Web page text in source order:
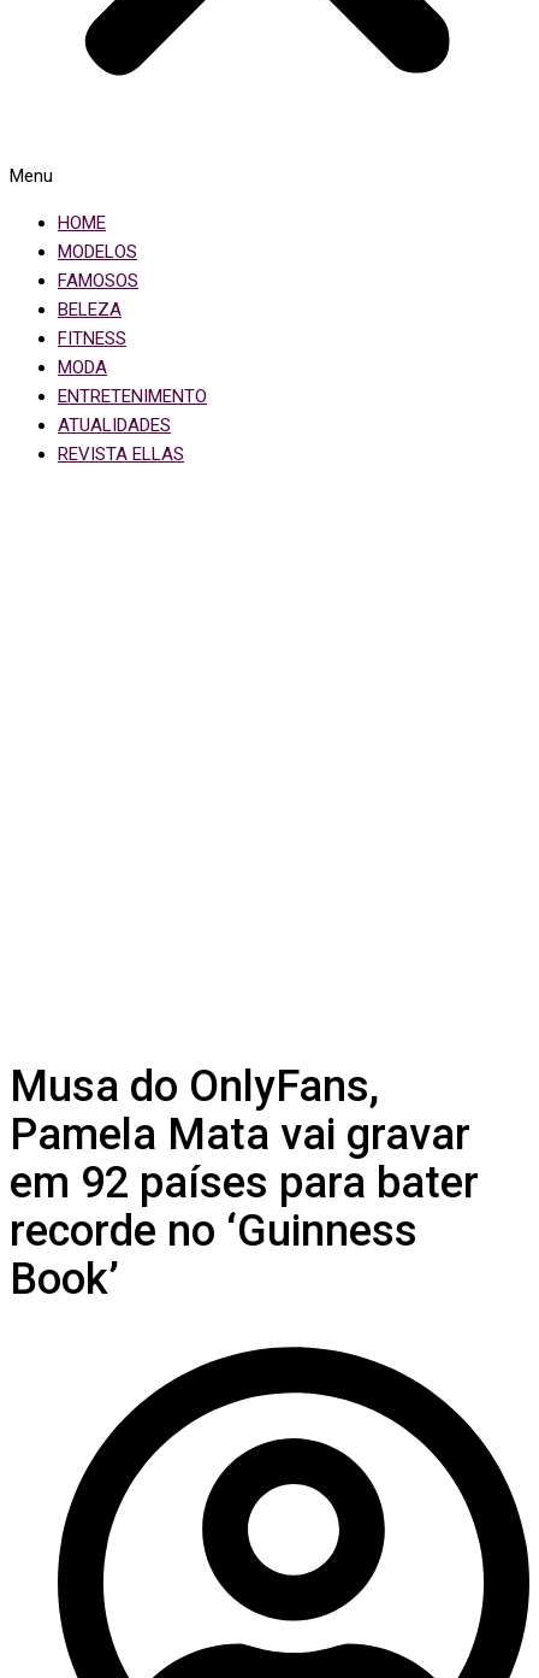
Menu
HOME
MODELOS
FAMOSOS
BELEZA
FITNESS
MODA
ENTRETENIMENTO
ATUALIDADES
REVISTA ELLAS
Musa do OnlyFans,
Pamela Mata vai gravar
em 92 países para bater
recorde no ‘Guinness
Book’